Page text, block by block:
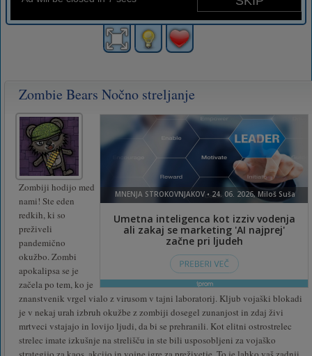
Zombie Bears Nočno streljanje
Zombiji hodijo med
nami! Ste eden
redkih, ki so
preživeli
pandemično
okužbo. Zombi
apokalipsa se je
začela po tem, ko je
znanstvenik vrgel vialo z virusom v tajni laboratorij. Kljub vojaški blokadi
je v nekaj urah izbruh okužbe z zombiji dosegel zunanjost in zdaj živi
mrtveci vstajajo in lovijo ljudi, da bi se prehranili. Kot elitni ostrostrelec
strelec imate izkušnje na strelišču in ste bili usposobljeni za vojaško